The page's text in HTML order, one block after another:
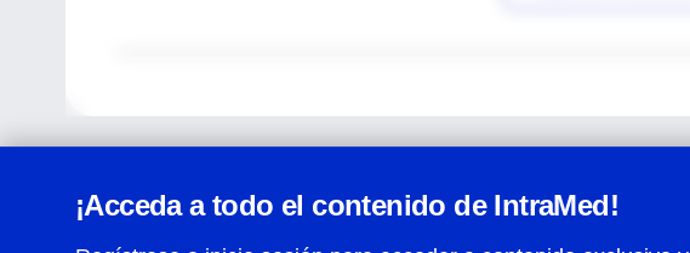
¡Acceda a todo el contenido de IntraMed!